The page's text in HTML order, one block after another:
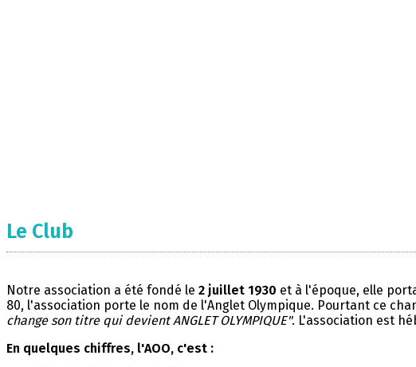
Le Club
Notre association a été fondé le 2 juillet 1930 et à l'époque, elle
80, l'association porte le nom de l'Anglet Olympique. Pourtant ce
change son titre qui devient ANGLET OLYMPIQUE". L'association est
En quelques chiffres, l'AOO, c'est :